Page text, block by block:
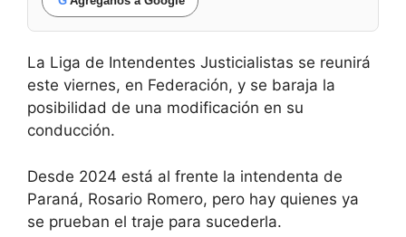
La Liga de Intendentes Justicialistas se reunirá
este viernes, en Federación, y se baraja la
posibilidad de una modificación en su
conducción.
Desde 2024 está al frente la intendenta de
Paraná, Rosario Romero, pero hay quienes ya
se prueban el traje para sucederla.